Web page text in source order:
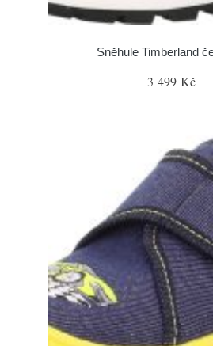
Sněhule Timberland
3 499 Kč